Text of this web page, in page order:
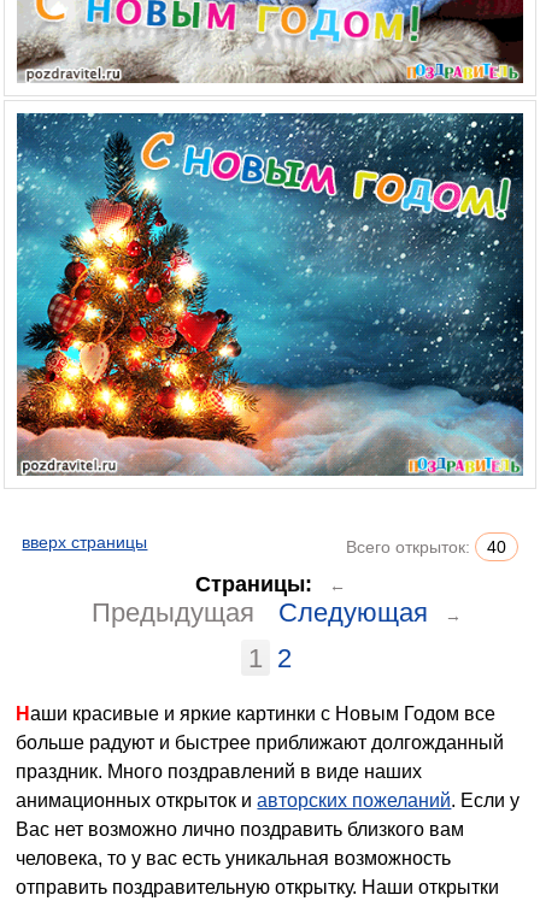
вверх страницы Всего открыток: 40
Страницы: ←
Предыдущая Следующая →
1 2
Наши красивые и яркие картинки с Новым Годом все
больше радуют и быстрее приближают долгожданный
праздник. Много поздравлений в виде наших
анимационных открыток иавторских пожеланий. Если у
Вас нет возможно лично поздравить близкого вам
человека, то у вас есть уникальная возможность
отправить поздравительную открытку. Наши открытки